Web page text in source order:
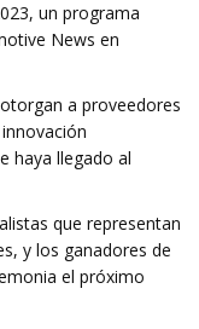
un programa
News en
a proveedores
haya llegado al
que representan
y los ganadores de
el próximo